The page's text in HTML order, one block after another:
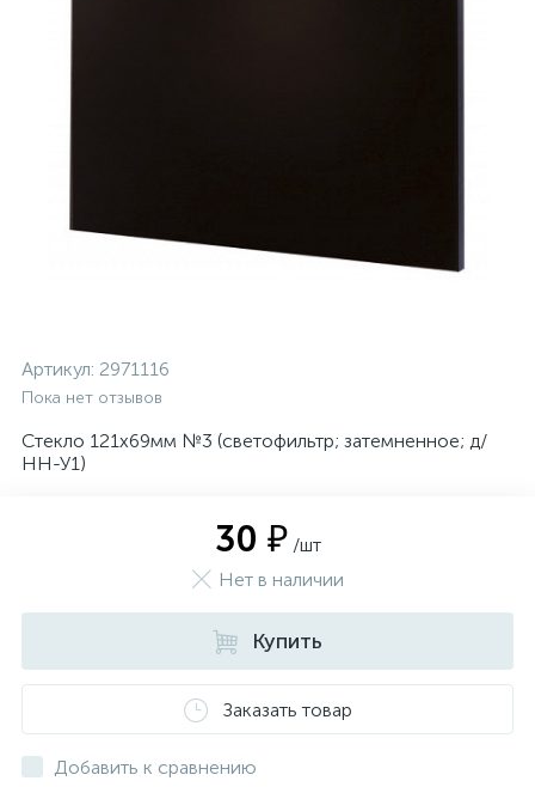
Артикул: 2971116
Пока нет отзывов
Стекло 121х69мм №3 (светофильтр; затемненное; д/
НН-У1)
30 ₽ /шт
Нет в наличии
Купить
Заказать товар
Добавить к сравнению